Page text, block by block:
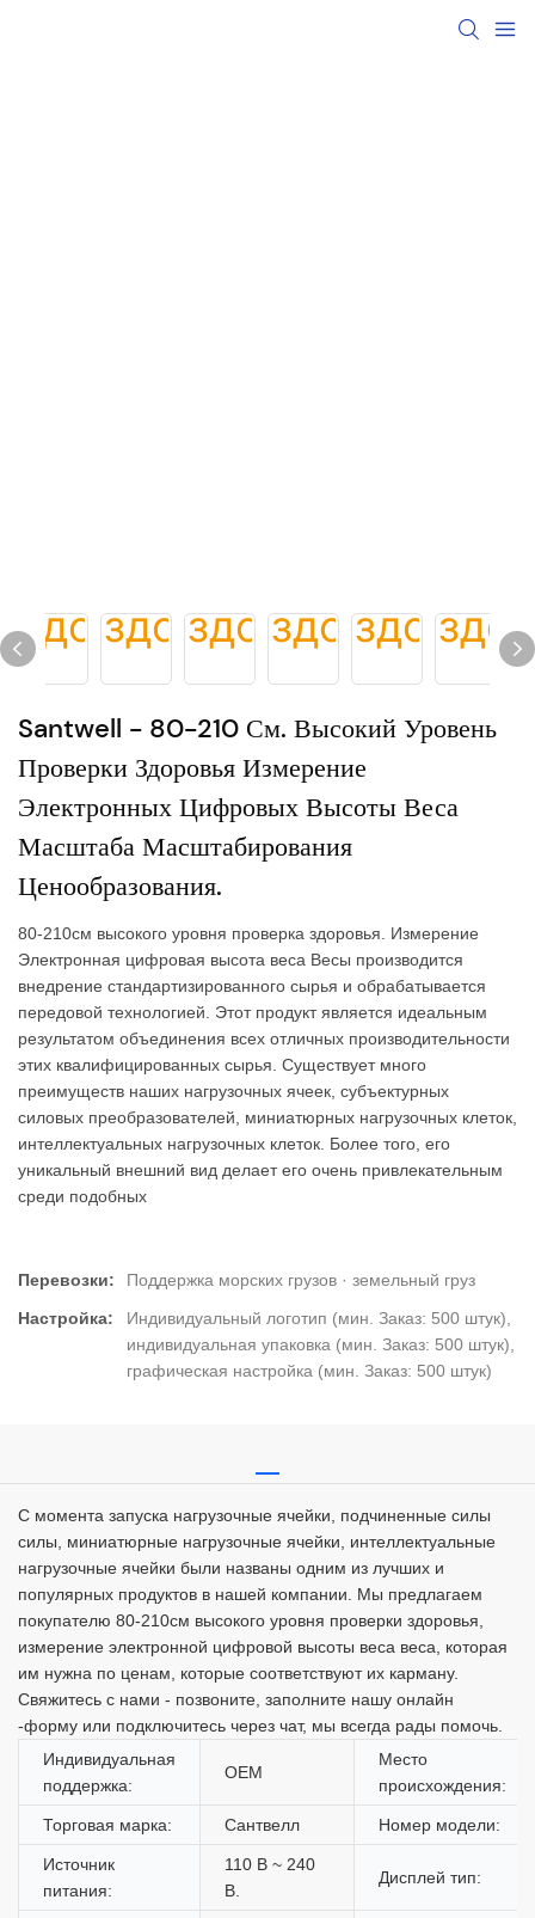
Santwell - 80-210 См. Высокий Уровень
Проверки Здоровья Измерение
Электронных Цифровых Высоты Веса
Масштаба Масштабирования
Ценообразования.
80-210см высокого уровня проверка здоровья. Измерение
Электронная цифровая высота веса Весы производится
внедрение стандартизированного сырья и обрабатывается
передовой технологией. Этот продукт является идеальным
результатом объединения всех отличных производительности
этих квалифицированных сырья. Существует много
преимуществ наших нагрузочных ячеек, субъектурных
силовых преобразователей, миниатюрных нагрузочных клеток,
интеллектуальных нагрузочных клеток. Более того, его
уникальный внешний вид делает его очень привлекательным
среди подобных
Перевозки:
Поддержка морских грузов · земельный груз
Настройка:
Индивидуальный логотип (мин. Заказ: 500 штук),
индивидуальная упаковка (мин. Заказ: 500 штук),
графическая настройка (мин. Заказ: 500 штук)
С момента запуска нагрузочные ячейки, подчиненные силы
силы, миниатюрные нагрузочные ячейки, интеллектуальные
нагрузочные ячейки были названы одним из лучших и
популярных продуктов в нашей компании. Мы предлагаем
покупателю 80-210см высокого уровня проверки здоровья,
измерение электронной цифровой высоты веса веса, которая
им нужна по ценам, которые соответствуют их карману.
Свяжитесь с нами - позвоните, заполните нашу онлайн
-форму или подключитесь через чат, мы всегда рады помочь.
Индивидуальная
поддержка:
OEM
Место
происхождения:
Торговая марка: Сантвелл Номер модели:
Источник
питания:
110 В ~ 240
В.
Дисплей тип: